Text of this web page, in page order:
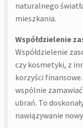
naturalnego
mieszkania.
Współdzielenie
Współdzielenie
czy kosmetyki, z
korzyści
wspólnie
ubrań. To
nawiązywanie